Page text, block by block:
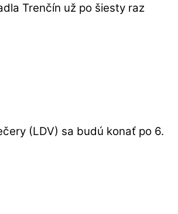
Trenčín už po šiesty raz
(LDV) sa budú konať po 6.